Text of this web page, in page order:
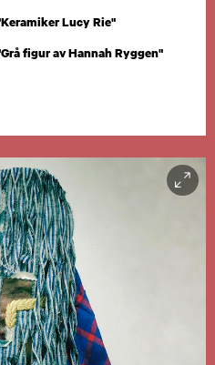
Lucy Rie"
figur av Hannah Ryggen"